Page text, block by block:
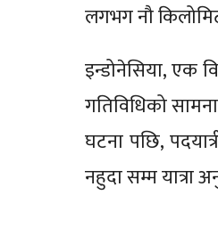
लगभग नौ
इन्डोनेसिया, एक
गतिविधिको
घटना पछि,
नहुदा सम्म यात्रा